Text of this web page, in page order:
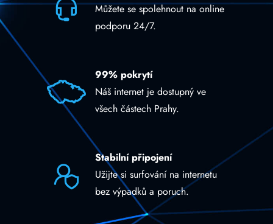
Můžete se spolehnout na online
podporu 24/7.
99% pokrytí
Náš internet je dostupný ve
všech částech Prahy.
Stabilní připojení
Užijte si surfování na internetu
bez výpadků a poruch.